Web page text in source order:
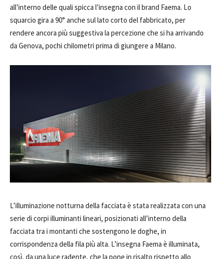
all’interno delle quali spicca l’insegna con il brand Faema. Lo
squarcio gira a 90° anche sul lato corto del fabbricato, per
rendere ancora più suggestiva la percezione che si ha arrivando
da Genova, pochi chilometri prima di giungere a Milano.
L’illuminazione notturna della facciata è stata realizzata con una
serie di corpi illuminanti lineari, posizionati all’interno della
facciata tra i montanti che sostengono le doghe, in
corrispondenza della fila più alta. L’insegna Faema è illuminata,
così, da una luce radente, che la pone in risalto rispetto allo